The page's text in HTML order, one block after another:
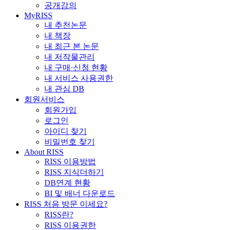
공개강의
MyRISS
내 추천논문
내 책장
내 최근 본 논문
내 저작물관리
내 구매·신청 현황
내 서비스 사용권한
내 관심 DB
회원서비스
회원가입
로그인
아이디 찾기
비밀번호 찾기
About RISS
RISS 이용방법
RISS 지식더하기
DB연계 현황
BI 및 배너 다운로드
RISS 처음 방문 이세요?
RISS란?
RISS 이용권한